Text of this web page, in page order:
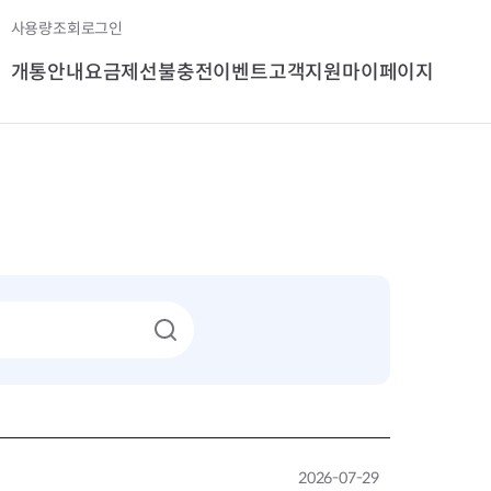
사용량조회로그인
개통안내 요금제 선불충전이벤트고객지원마이페이지
2026-07-29